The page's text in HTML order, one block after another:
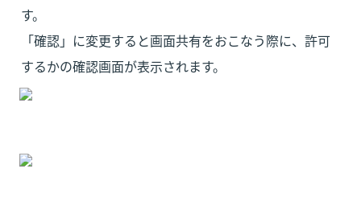
す。
「確認」に変更すると画面共有をおこなう際に、許可
するかの確認画面が表示されます。